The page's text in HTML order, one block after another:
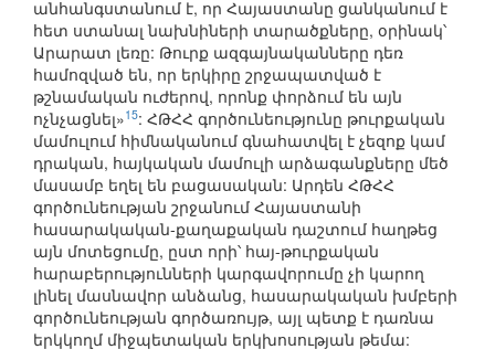
անհանգստանում է, որ Հայաստանը ցանկանում է
հետ ստանալ նախնիների տարածքները, օրինակ՝
Արարատ լեռը: Թուրք ազգայնականները դեռ
համոզված են, որ երկիրը շրջապատված է
թշնամական ուժերով, որոնք փորձում են այն
ոչնչացնել»15: ՀԹՀՀ գործունեությունը թուրքական
մամուլում հիմնականում գնահատվել է չեզոք կամ
դրական, հայկական մամուլի արձագանքները մեծ
մասամբ եղել են բացասական: Արդեն ՀԹՀՀ
գործունեության շրջանում Հայաստանի
հասարակական-քաղաքական դաշտում հաղթեց
այն մոտեցումը, ըստ որի՝ հայ-թուրքական
հարաբերությունների կարգավորումը չի կարող
լինել մասնավոր անձանց, հասարակական խմբերի
գործունեության գործառույթ, այլ պետք է դառնա
երկկողմ միջպետական երկխոսության թեմա: